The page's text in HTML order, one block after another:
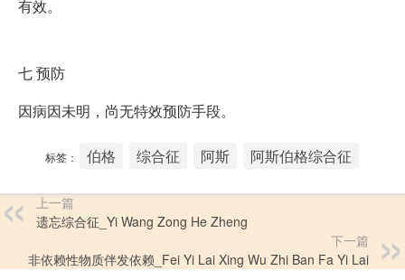
有效。
七预防
因病因未明，尚无特效预防手段。
标签： 伯格 综合征 阿斯 阿斯伯格综合征
上一篇
遗忘综合征_Yi Wang Zong He Zheng
下一篇
非依赖性物质伴发依赖_Fei Yi Lai Xing Wu Zhi Ban Fa Yi Lai